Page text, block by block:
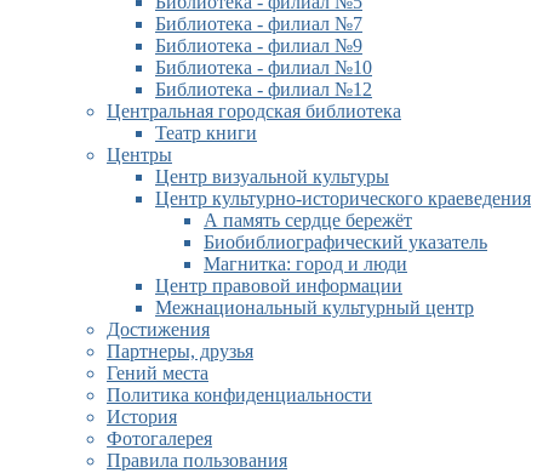
Библиотека - филиал №7
Библиотека - филиал №9
Библиотека - филиал №10
Библиотека - филиал №12
Центральная городская библиотека
Театр книги
Центры
Центр визуальной культуры
Центр культурно-исторического краеведения
А память сердце бережёт
Биобиблиографический указатель
Магнитка: город и люди
Центр правовой информации
Межнациональный культурный центр
Достижения
Партнеры, друзья
Гений места
Политика конфиденциальности
История
Фотогалерея
Правила пользования